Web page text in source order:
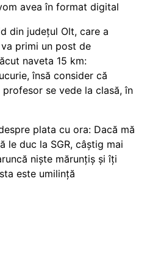
avea în format digital
din județul Olt, care a
primi un post de
naveta 15 km:
însă consider că
se vede la clasă, în
plata cu ora: Dacă mă
le duc la SGR, câștig mai
niște mărunțiș și îți
este umilință